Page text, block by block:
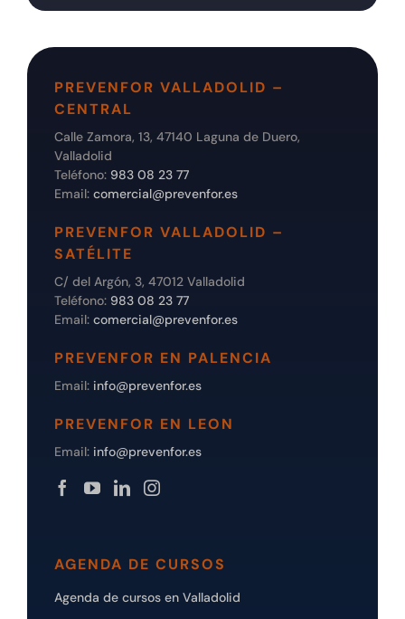
PREVENFOR VALLADOLID –
CENTRAL
Calle Zamora, 13, 47140 Laguna de Duero,
Valladolid
Teléfono: 983 08 23 77
Email: comercial@prevenfor.es
PREVENFOR VALLADOLID –
SATÉLITE
C/ del Argón, 3, 47012 Valladolid
Teléfono: 983 08 23 77
Email: comercial@prevenfor.es
PREVENFOR EN PALENCIA
Email: info@prevenfor.es
PREVENFOR EN LEON
Email: info@prevenfor.es
AGENDA DE CURSOS
Agenda de cursos en Valladolid